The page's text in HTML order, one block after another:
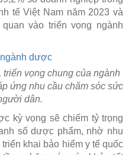
tế Việt Nam năm 2023 và
vào triển vọng ngành
vọng chung của ngành
ứng nhu cầu chăm sóc sức
dân.
kỳ vọng sẽ chiếm tỷ trọng
số dược phẩm, nhờ nhu
khai bảo hiểm y tế quốc